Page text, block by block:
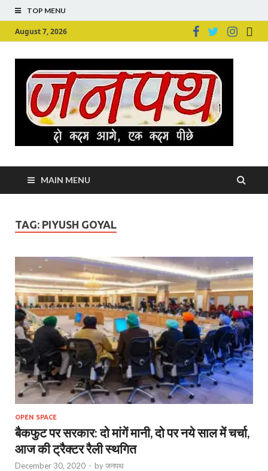
TOP MENU
August 7, 2026
MAIN MENU
TAG: PIYUSH GOYAL
OPEN SPACE
बैकफुट पर सरकार: दो मांगें मानी, दो पर नये साल में चर्चा,
आज की ट्रैक्टर रैली स्थगित
December 30, 2020 - byजनपथ